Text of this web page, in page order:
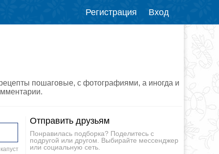
Регистрация Вход
пошаговые, с фотографиями, а иногда и
Отправить друзьям
Понравилась подборка? Поделитесь с
подругой или другом. Выбирайте мессенджер
или социальную сеть.